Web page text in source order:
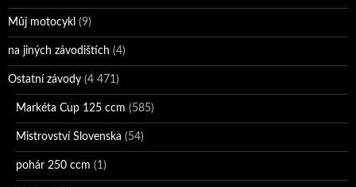
Můj motocykl (9)
na jiných závodištích (4)
Ostatní závody (4 471)
Markéta Cup 125 ccm (585)
Mistrovství Slovenska (54)
pohár 250 ccm (1)